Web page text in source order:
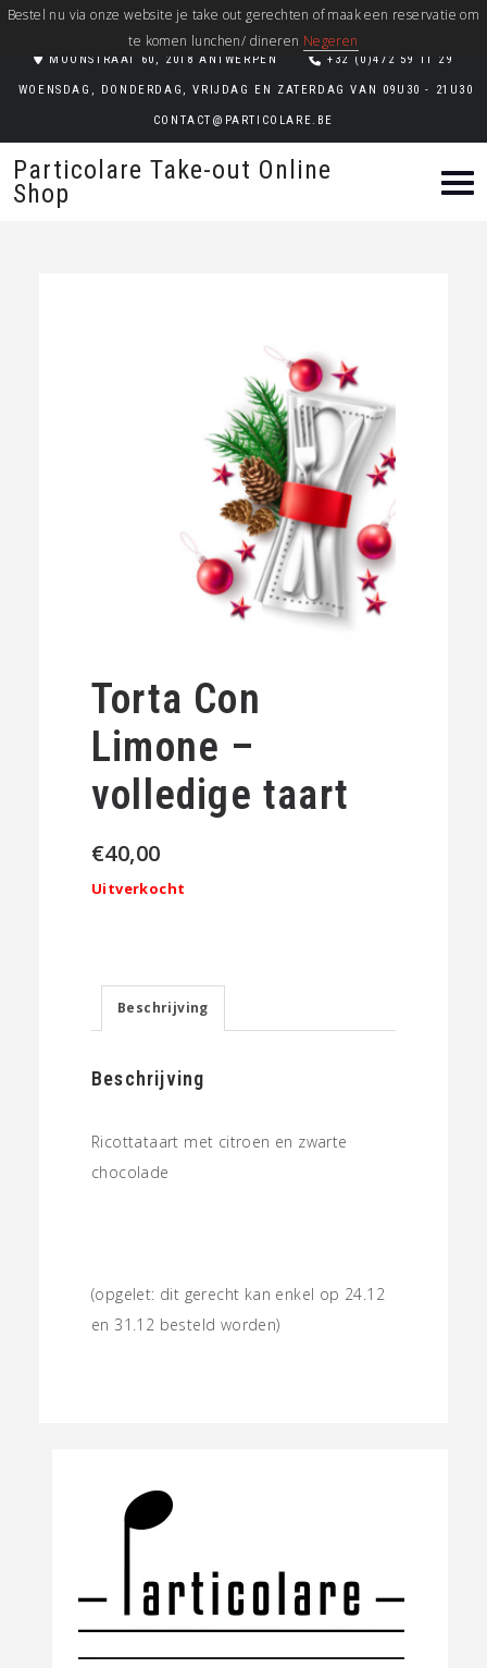
MOONSTRAAT 60, 2018 ANTWERPEN +32 (0)472 59 11 29
WOENSDAG, DONDERDAG, VRIJDAG EN ZATERDAG VAN 09U30 - 21U30
CONTACT@PARTICOLARE.BE
Particolare Take-out Online
Shop
Torta Con
Limone –
volledige taart
€40,00
Uitverkocht
Beschrijving
Beschrijving
Ricottataart met citroen en zwarte
chocolade
(opgelet: dit gerecht kan enkel op 24.12
en 31.12 besteld worden)
Bestel nu via onze website je take out gerechten of maak een reservatie om
te komen lunchen/ dineren Negeren